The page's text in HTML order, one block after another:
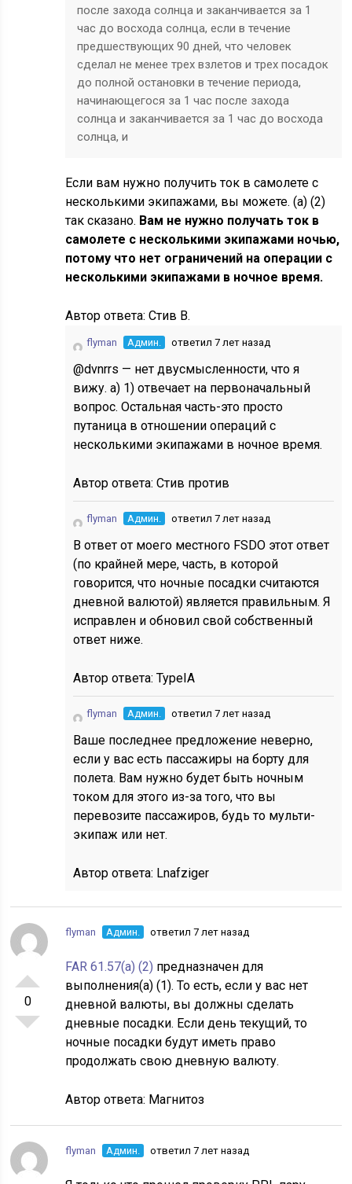
после захода солнца и заканчивается за 1
час до восхода солнца, если в течение
предшествующих 90 дней, что человек
сделал не менее трех взлетов и трех посадок
до полной остановки в течение периода,
начинающегося за 1 час после захода
солнца и заканчивается за 1 час до восхода
солнца, и
Если вам нужно получить ток в самолете с
несколькими экипажами, вы можете. (а) (2)
так сказано. Вам не нужно получать ток в
самолете с несколькими экипажами ночью,
потому что нет ограничений на операции с
несколькими экипажами в ночное время.
Автор ответа:Стив В.
flyman Админ. ответил 7 лет назад
@dvnrrs — нет двусмысленности, что я
вижу. а) 1) отвечает на первоначальный
вопрос. Остальная часть-это просто
путаница в отношении операций с
несколькими экипажами в ночное время.
Автор ответа:Стив против
flyman Админ. ответил 7 лет назад
В ответ от моего местного FSDO этот ответ
(по крайней мере, часть, в которой
говорится, что ночные посадки считаются
дневной валютой) является правильным. Я
исправлен и обновил свой собственный
ответ ниже.
Автор ответа:TypeIA
flyman Админ. ответил 7 лет назад
Ваше последнее предложение неверно,
если у вас есть пассажиры на борту для
полета. Вам нужно будет быть ночным
током для этого из-за того, что вы
перевозите пассажиров, будь то мульти-
экипаж или нет.
Автор ответа: Lnafziger
0
flyman Админ. ответил 7 лет назад
FAR 61.57(a) (2) предназначен для
выполнения(a) (1). То есть, если у вас нет
дневной валюты, вы должны сделать
дневные посадки. Если день текущий, то
ночные посадки будут иметь право
продолжать свою дневную валюту.
Автор ответа: Магнитоз
flyman Админ. ответил 7 лет назад